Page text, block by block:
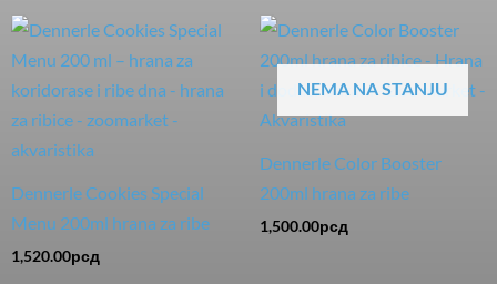
Dennerle Cookies Special
Menu 200ml hrana za ribe
1,520.00рсд
NEMA NA STANJU
Dennerle Color Booster
200ml hrana za ribe
1,500.00рсд